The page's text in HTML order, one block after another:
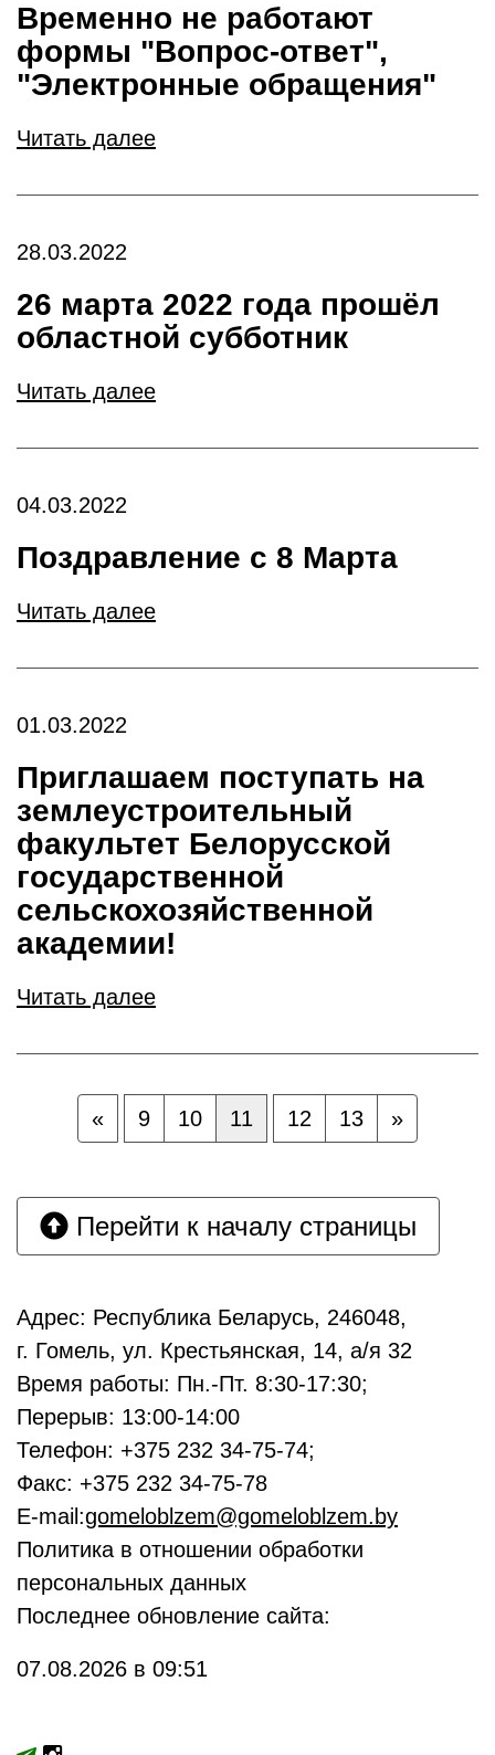
Временно не работают
формы "Вопрос-ответ",
"Электронные обращения"
Читать далее
28.03.2022
26 марта 2022 года прошёл
областной субботник
Читать далее
04.03.2022
Поздравление с 8 Марта
Читать далее
01.03.2022
Приглашаем поступать на
землеустроительный
факультет Белорусской
государственной
сельскохозяйственной
академии!
Читать далее
« 9 10 11 12 13 »
Перейти к началу страницы
Адрес: Республика Беларусь, 246048,
г. Гомель, ул. Крестьянская, 14, а/я 32
Время работы: Пн.-Пт. 8:30-17:30;
Перерыв: 13:00-14:00
Телефон: +375 232 34-75-74;
Факс: +375 232 34-75-78
E-mail:gomeloblzem@gomeloblzem.by
Политика в отношении обработки
персональных данных
Последнее обновление сайта:
07.08.2026 в 09:51